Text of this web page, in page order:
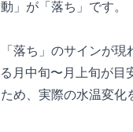
」が「落ち」です。
落ち」のサインが現
月中旬〜11月上旬が目
め、実際の水温変